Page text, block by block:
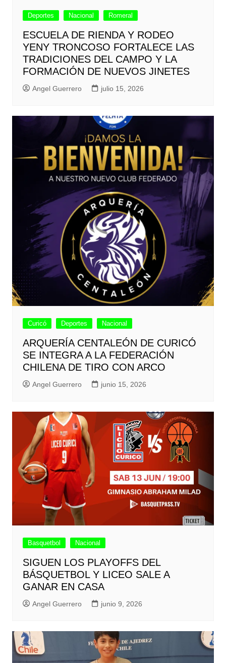
Deportes Nacional Romeral
ESCUELA DE RIENDA Y RODEO
YENY TRONCOSO FORTALECE LAS
TRADICIONES DEL CAMPO Y LA
FORMACIÓN DE NUEVOS JINETES
Angel Guerrero julio 15, 2026
Curicó Deportes Nacional
ARQUERÍA CENTALEÓN DE CURICÓ
SE INTEGRA A LA FEDERACIÓN
CHILENA DE TIRO CON ARCO
Angel Guerrero junio 15, 2026
Basquetbol Nacional
SIGUEN LOS PLAYOFFS DEL
BÁSQUETBOL Y LICEO SALE A
GANAR EN CASA
Angel Guerrero junio 9, 2026